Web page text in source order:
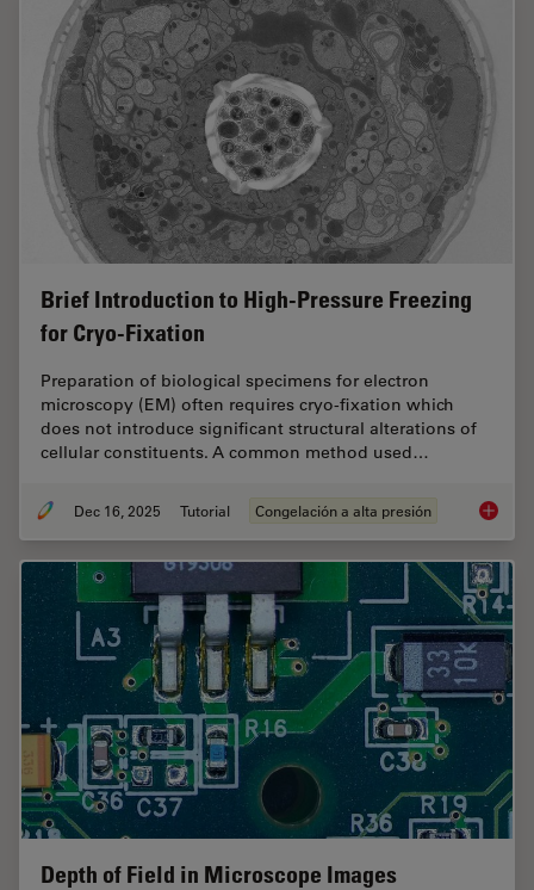
Brief Introduction to High-Pressure Freezing
for Cryo-Fixation
Preparation of biological specimens for electron
microscopy (EM) often requires cryo-fixation which
does not introduce significant structural alterations of
cellular constituents. A common method used…
Dec 16, 2025 Tutorial Congelación a alta presión Brief
Depth of Field in Microscope Images